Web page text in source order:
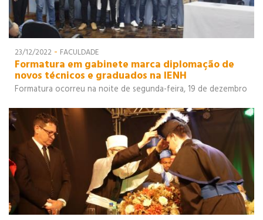
23/12/2022 - FACULDADE
Formatura em gabinete marca diplomação de
novos técnicos e graduados na IENH
Formatura ocorreu na noite de segunda-feira, 19 de dezembro